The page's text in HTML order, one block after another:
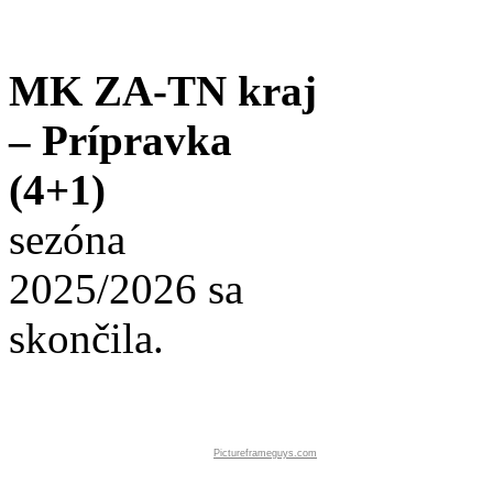
MK ZA-TN kraj
– Prípravka
(4+1)
sezóna
2025/2026 sa
skončila.
Pictureframeguys.com